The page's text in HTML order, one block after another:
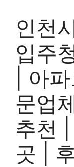
인천
입주
| 아
문업
추천
곳 |